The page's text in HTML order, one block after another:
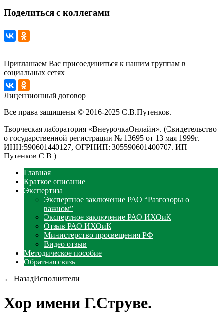
Поделиться с коллегами
Приглашаем Вас присоединиться к нашим группам в
социальных сетях
Лицензионный договор
Все права защищены © 2016-2025 С.В.Путенков.
Творческая лаборатория «ВнеурочкаОнлайн». (Свидетельство
о государственной регистрации № 13695 от 13 мая 1999г.
ИНН:590601440127, ОГРНИП: 305590601400707. ИП
Путенков С.В.)
Главная
Краткое описание
Экспертиза
Экспертное заключение РАО “Разговоры о
важном”
Экспертное заключение РАО ИХОиК
Отзыв РАО ИХОиК
Министерство просвещения РФ
Видео отзыв
Методическое пособие
Обратная связь
← НазадИсполнители
Хор имени Г.Струве.